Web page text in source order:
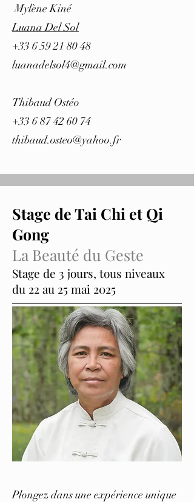
Mylène Kiné
Luana Del Sol
+33 6 59 21 80 48
luanadelsol4@gmail.com
Thibaud Ostéo
+33 6 87 42 60 74
thibaud.osteo@yahoo.fr
Stage de Tai Chi et Qi
Gong
La Beauté du Geste
Stage de 3 jours, tous niveaux
du 22 au 25 mai 2025
Plongez dans une expérience unique